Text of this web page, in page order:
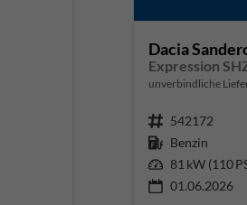
Dacia
Expression
unverbindliche
Fahrzeugnr. 542172
Kraftstoff Benzin
Leistung 81 kW (110
01.06.2026